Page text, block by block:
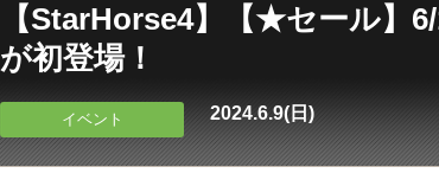
【StarHorse4】【★セール】
が初登場！
イベント 2024.6.9(日)